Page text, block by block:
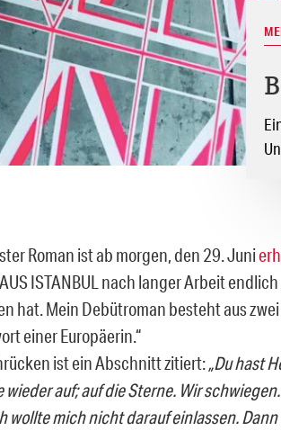
Roman ist ab morgen, den 29. Juni
AUS ISTANBUL nach langer Arbeit
hat. Mein Debütroman besteht aus
einer Europäerin.“
ist ein Abschnitt zitiert:„Du hast
wiederauf; auf die Sterne. Wir
wollte mich nicht darauf einlassen.